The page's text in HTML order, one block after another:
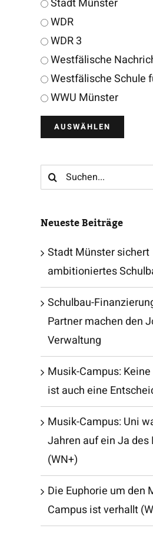
Stadt Münster
WDR
WDR 3
Westfälische
Westfälische Schule
WWU Münster
Suche
nach:
Neueste Beiträge
Stadt Münster sichert
ambitioniertes
Schulbau-
Partner machen den
Verwaltung
Musik-Campus:
ist auch eine
Musik-Campus: Uni
Jahren auf ein Ja des
(WN+)
Die Euphorie um den
Campus ist verhallt